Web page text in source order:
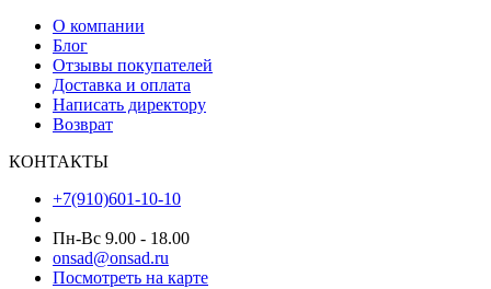
О компании
Блог
Отзывы покупателей
Доставка и оплата
Написать директору
Возврат
КОНТАКТЫ
+7(910)601-10-10
Пн-Вс 9.00 - 18.00
onsad@onsad.ru
Посмотреть на карте